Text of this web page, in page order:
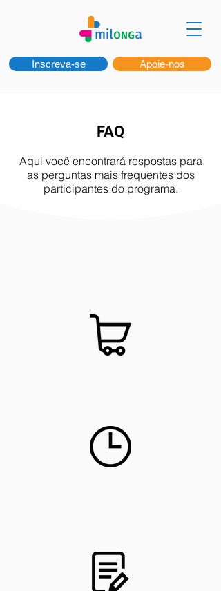
Inscreva-se Apoie-nos
FAQ
Aqui você encontrará respostas para
as perguntas mais frequentes dos
participantes do programa.